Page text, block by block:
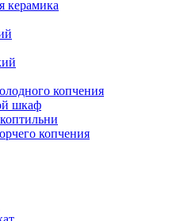
керамика
копчения
шкаф
копчения